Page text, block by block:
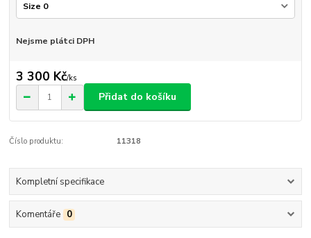
Nejsme plátci DPH
3 300 Kč/ks
Přidat do košíku
Číslo produktu: 11318
Kompletní specifikace
Komentáře 0